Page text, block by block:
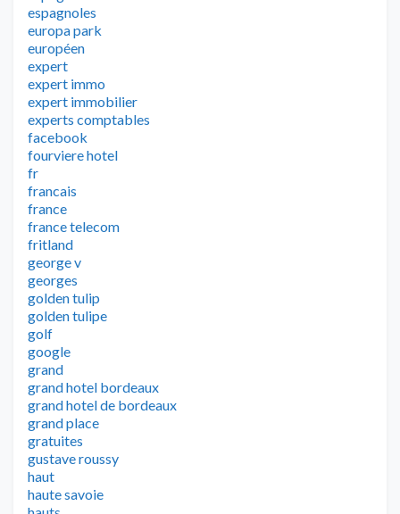
espagnoles
europa park
européen
expert
expert immo
expert immobilier
experts comptables
facebook
fourviere hotel
fr
francais
france
france telecom
fritland
george v
georges
golden tulip
golden tulipe
golf
google
grand
grand hotel bordeaux
grand hotel de bordeaux
grand place
gratuites
gustave roussy
haut
haute savoie